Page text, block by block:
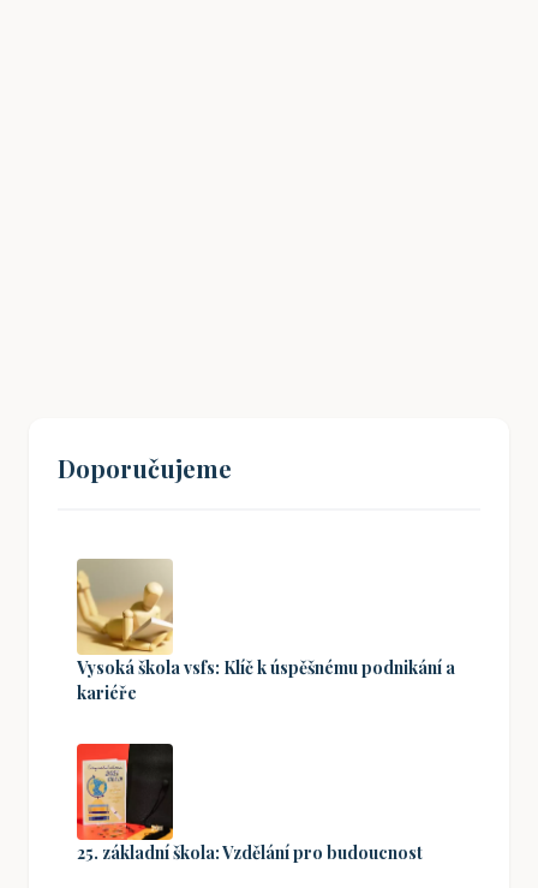
Doporučujeme
Vysoká škola vsfs: Klíč k úspěšnému podnikání a
kariéře
25. základní škola: Vzdělání pro budoucnost